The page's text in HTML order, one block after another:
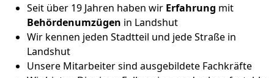
Seit über 19 Jahren haben wir Erfahrung mit
Behördenumzügen in Landshut
Wir kennen jeden Stadtteil und jede Straße in
Landshut
Unsere Mitarbeiter sind ausgebildete Fachkräfte